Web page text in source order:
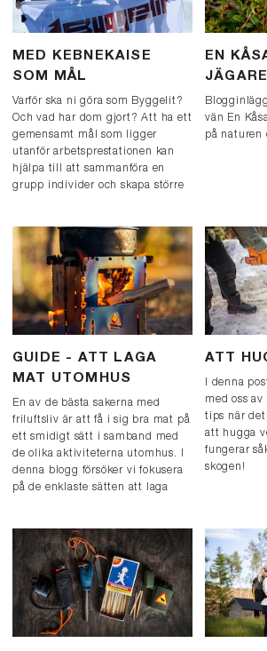
MED KEBNEKAISE
SOM MÅL
Varför ska ni göra som Byggelit?
Och vad har dom gjort? Att ha ett
gemensamt mål som ligger
utanför arbetsprestationen kan
hjälpa till att sammanföra en
grupp individer och skapa större
EN
vän En
på naturen
GUIDE - ATT LAGA
MAT UTOMHUS
En av de bästa sakerna med
friluftsliv är att få i sig bra mat på
ett smidigt sätt i samband med
de olika aktiviteterna utomhus. I
denna blogg försöker vi fokusera
på de enklaste sätten att laga
ATT
I denna
med oss
tips när
att hugga
fungerar
skogen!